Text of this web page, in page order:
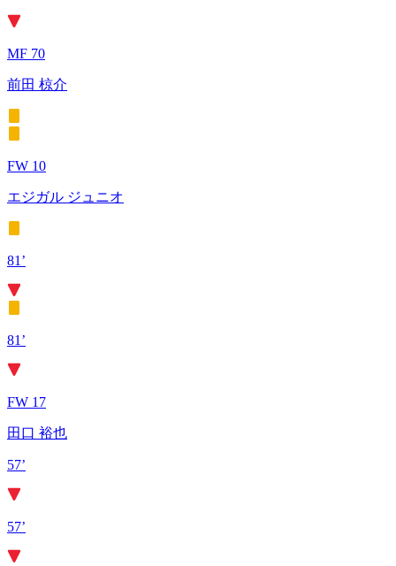
MF 70
前田 椋介
FW 10
エジガル ジュニオ
81’
81’
FW 17
田口 裕也
57’
57’